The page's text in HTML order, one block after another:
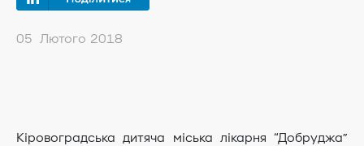
05 Лютого 2018
Кіровоградська дитяча міська лікарня “Добруджа”